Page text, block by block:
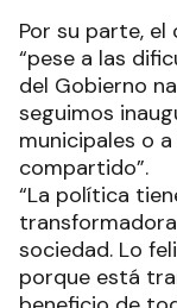
Por su parte,
“pese a las
del Gobierno
seguimos
municipales o
compartido”.
“La política
sociedad. Lo
porque está